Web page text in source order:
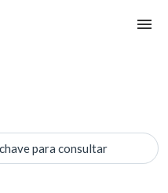
para consultar